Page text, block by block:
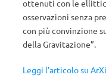
ottenuti con le
osservazioni senza
con più convinzione
della Gravitazione”.
Leggi l’articolo su